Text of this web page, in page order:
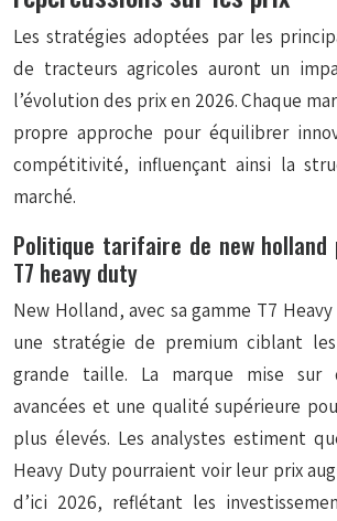
Les stratégies adoptées par les
de tracteurs agricoles auront un
l’évolution des prix en 2026. Chaque
propre approche pour équilibrer
compétitivité, influençant ainsi la
marché.
Politique tarifaire de new holland
T7 heavy duty
New Holland, avec sa gamme T7
une stratégie de premiumciblant
grande taille. La marque mise sur
avancées et une qualité supérieure
plus élevés. Les analystes estiment
Heavy Duty pourraient voir leur prix
d’ici 2026, reflétant les